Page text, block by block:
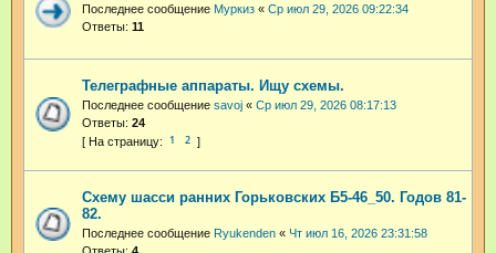
Последнее сообщение Муркиз « Ср июл 29, 2026 09:22:34
Ответы: 11
Телеграфные аппараты. Ищу схемы.
Последнее сообщение savoj « Ср июл 29, 2026 08:17:13
Ответы: 24
1 2
Схему шасси ранних Горьковских Б5-46_50. Годов 81-
82.
Последнее сообщение Ryukenden « Чт июл 16, 2026 23:31:58